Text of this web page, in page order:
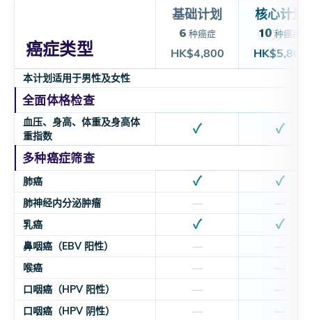
癌症类型
基础计划
6 种癌症
HK$4,800
核心计划
10 种癌症
HK$5,800
本计划适用于男性及女性
全面体格检查
血压、身高、体重及身高体
重指数
✓ ✓
多种癌症筛查
肺癌 ✓ ✓
肺神经内分泌肿瘤 — —
乳癌 ✓ ✓
鼻咽癌（EBV 阳性） — —
喉癌 — —
口咽癌（HPV 阳性） — —
口咽癌（HPV 阴性） — —